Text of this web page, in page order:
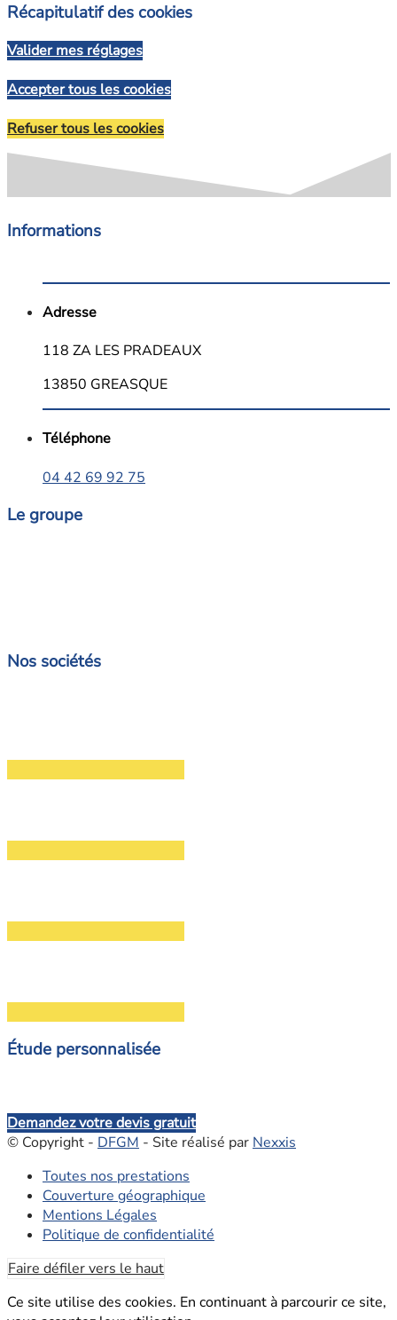
Récapitulatif des cookies
Valider mes réglages
Accepter tous les cookies
Refuser tous les cookies
Informations
Adresse
118 ZA LES PRADEAUX
13850 GREASQUE
Téléphone
04 42 69 92 75
Le groupe
Nos sociétés
Étude personnalisée
Demandez votre devis gratuit
© Copyright - DFGM - Site réalisé par Nexxis
Toutes nos prestations
Couverture géographique
Mentions Légales
Politique de confidentialité
Faire défiler vers le haut
Ce site utilise des cookies. En continuant à parcourir ce site,